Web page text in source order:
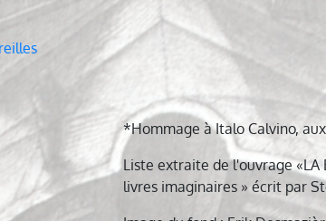
*Hommage à Italo Calvino,
Liste extraite de l'ouvrage «LA
livres imaginaires » écrit par